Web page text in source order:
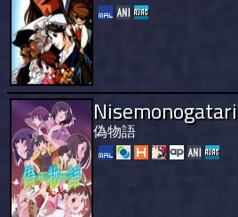
Nisemonogatari
偽物語